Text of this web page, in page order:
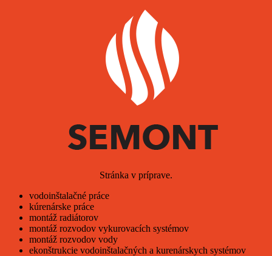
Stránka v príprave.
vodoinštalačné práce
kúrenárske práce
montáž radiátorov
montáž rozvodov vykurovacích systémov
montáž rozvodov vody
ekonštrukcie vodoinštalačných a kurenárskych systémov